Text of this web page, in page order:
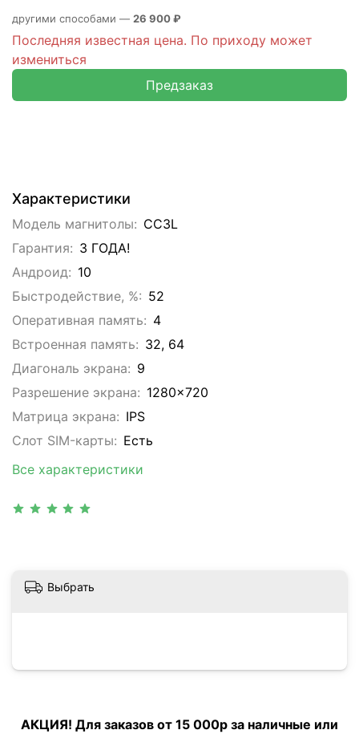
Характеристики
Модель магнитолы: CC3L
Гарантия: 3 ГОДА!
Андроид: 10
Быстродействие, %: 52
Оперативная память: 4
Встроенная память: 32, 64
Диагональ экрана: 9
Разрешение экрана: 1280x720
Матрица экрана: IPS
Слот SIM-карты: Eсть
Все характеристики
другими способами — 26 900 ₽
Последняя известная цена. По приходу может
измениться
Предзаказ
Выбрать
АКЦИЯ! Для заказов от 15 000р за наличные или